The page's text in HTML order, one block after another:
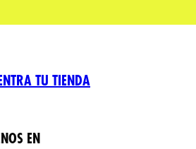
TU TIENDA
EN